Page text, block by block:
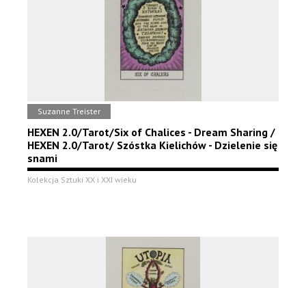
Suzanne Treister
HEXEN 2.0/Tarot/Six of Chalices - Dream Sharing /
HEXEN 2.0/Tarot/ Szóstka Kielichów - Dzielenie się
snami
Kolekcja Sztuki XX i XXI wieku